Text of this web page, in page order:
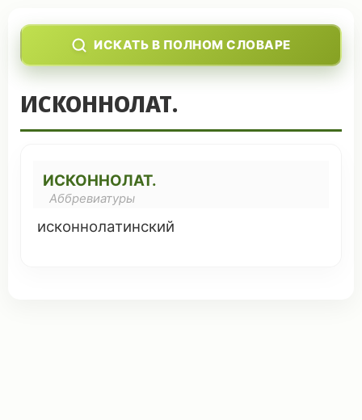
ИСКАТЬ В ПОЛНОМ СЛОВАРЕ
ИСКОННОЛАТ.
ИСКОННОЛАТ.
Аббревиатуры
исконнолатинский